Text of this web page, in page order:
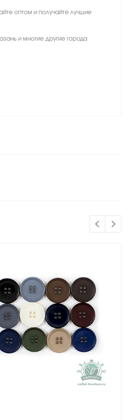
оптом и получайте лучшие
и многие другие города